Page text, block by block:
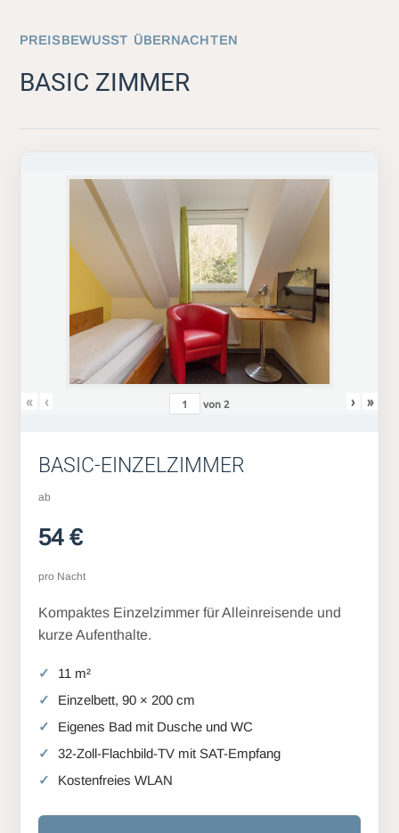
PREISBEWUSST ÜBERNACHTEN
BASIC ZIMMER
« ‹ von 2 › »
BASIC-EINZELZIMMER
ab
54 €
pro Nacht
Kompaktes Einzelzimmer für Alleinreisende und
kurze Aufenthalte.
11 m²
Einzelbett, 90 × 200 cm
Eigenes Bad mit Dusche und WC
32-Zoll-Flachbild-TV mit SAT-Empfang
Kostenfreies WLAN